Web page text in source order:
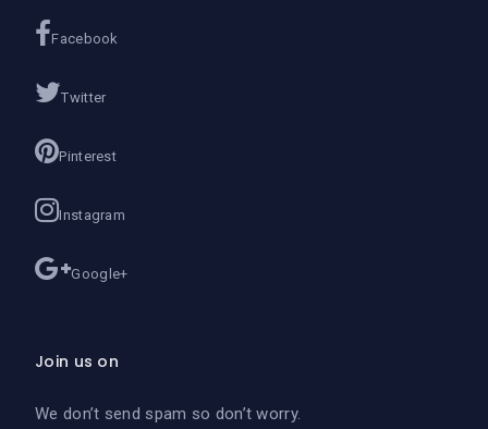
Facebook
Twitter
Pinterest
Instagram
Google+
Join us on
We don’t send spam so don’t worry.